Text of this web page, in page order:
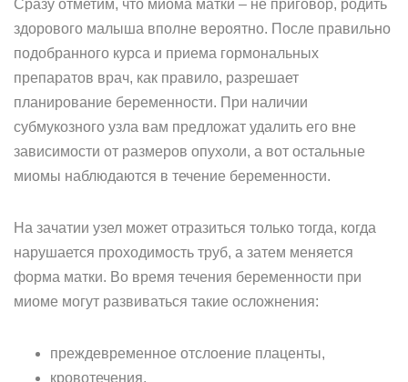
Сразу отметим, что миома матки – не приговор, родить
здорового малыша вполне вероятно. После правильно
подобранного курса и приема гормональных
препаратов врач, как правило, разрешает
планирование беременности. При наличии
субмукозного узла вам предложат удалить его вне
зависимости от размеров опухоли, а вот остальные
миомы наблюдаются в течение беременности.
На зачатии узел может отразиться только тогда, когда
нарушается проходимость труб, а затем меняется
форма матки. Во время течения беременности при
миоме могут развиваться такие осложнения:
преждевременное отслоение плаценты,
кровотечения,